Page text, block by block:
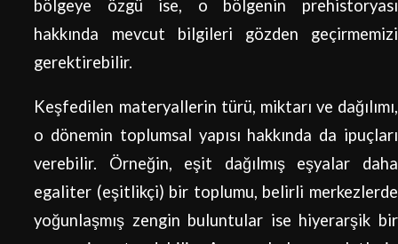
bölgeye özgü ise, o bölgenin prehistoryası
hakkında mevcut bilgileri gözden geçirmemizi
gerektirebilir.
Keşfedilen materyallerin türü, miktarı ve dağılımı,
o dönemin toplumsal yapısı hakkında da ipuçları
verebilir. Örneğin, eşit dağılmış eşyalar daha
egaliter (eşitlikçi) bir toplumu, belirli merkezlerde
yoğunlaşmış zengin buluntular ise hiyerarşik bir